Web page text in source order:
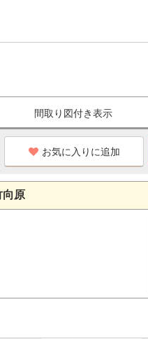
間取り図付き表示
お気に入りに追加
向原